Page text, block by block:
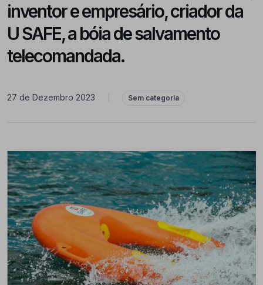
inventor e empresário, criador da
U SAFE, a bóia de salvamento
telecomandada.
27 de Dezembro 2023 Sem categoria